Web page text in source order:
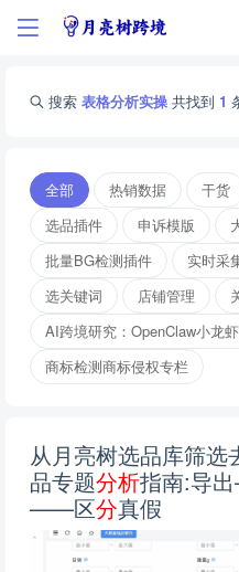
搜索 表格分析实操 共找到 1
全部 热销数据 干货
选品插件
申诉模版
批量BG检测插件
实时采
选关键词
店铺管理
AI跨境研究：OpenClaw小龙
商标检测商标侵权专栏
从月亮树选品库筛
品专题分析指南:导
——区分真假